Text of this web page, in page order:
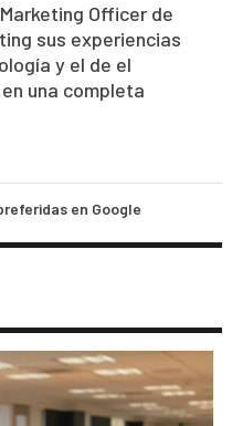
Officer de
sus experiencias
y el de el
una completa
en Google